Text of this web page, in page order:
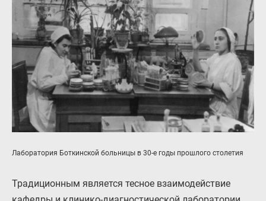
Лаборатория Боткинской больницы в 30-е годы прошлого столетия
Традиционным является тесное взаимодействие